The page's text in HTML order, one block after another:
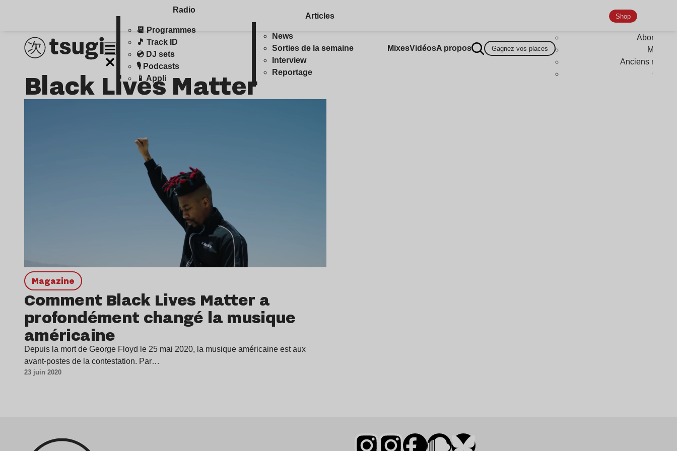
Radio
📆 Programmes
🎵 Track ID
💿 DJ sets
🎙️ Podcasts
📱 Appli
Articles
News
Sorties de la semaine
Interview
Reportage
MixesVidéosA propos Gagnez vos places
Shop
Anciens
Black Lives Matter
magazine
Comment Black Lives Matter a
profondément changé la musique
américaine
Depuis la mort de George Floyd le 25 mai 2020, la musique américaine est aux
avant-postes de la contestation. Par…
23 juin 2020